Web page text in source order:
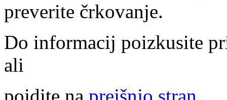
preverite črkovanje.
Do informacij poizkusite
ali